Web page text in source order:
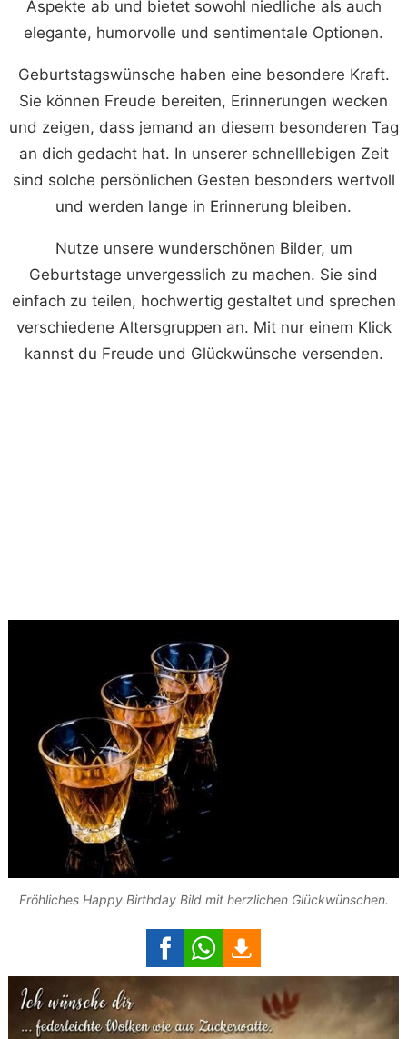
Aspekte ab und bietet sowohl niedliche als auch
elegante, humorvolle und sentimentale Optionen.
Geburtstagswünsche haben eine besondere Kraft.
Sie können Freude bereiten, Erinnerungen wecken
und zeigen, dass jemand an diesem besonderen Tag
an dich gedacht hat. In unserer schnelllebigen Zeit
sind solche persönlichen Gesten besonders wertvoll
und werden lange in Erinnerung bleiben.
Nutze unsere wunderschönen Bilder, um
Geburtstage unvergesslich zu machen. Sie sind
einfach zu teilen, hochwertig gestaltet und sprechen
verschiedene Altersgruppen an. Mit nur einem Klick
kannst du Freude und Glückwünsche versenden.
Fröhliches Happy Birthday Bild mit herzlichen Glückwünschen.